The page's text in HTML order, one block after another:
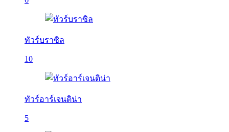
ทัวร์บราซิล
10
ทัวร์อาร์เจนติน่า
5